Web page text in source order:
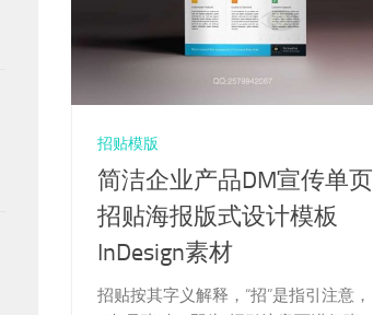
招贴模版
简洁企业产品DM宣传单页
招贴海报版式设计模板
InDesign素材
招贴按其字义解释，“招”是指引注意，